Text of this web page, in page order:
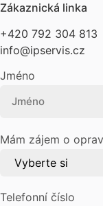
Zákaznická linka
+420 792 304 813
info@ipservis.cz
Jméno
Mám zájem o
Telefonní číslo